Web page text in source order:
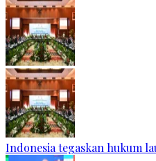
Indonesia tegaskan hukum